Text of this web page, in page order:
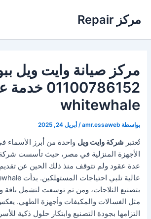
المحتوى
مركز Repair
مركز صيانة وايت ويل
01100786152
whitewhale
بواسطة amr.essaweb
/أبريل 24, 2025
تُعتبر شركة وايت ويل واحدة من أبرز الأسماء
عدة عقود ولم تتوقف منذ ذلك الحين عن
بتصنيع الثلاجات، ومن ثم توسعت لتشمل باقة
مثل الغسالات والمكيفات وأجهزة الطهي.
التزامها بجودة التصنيع وابتكار حلول ذكية